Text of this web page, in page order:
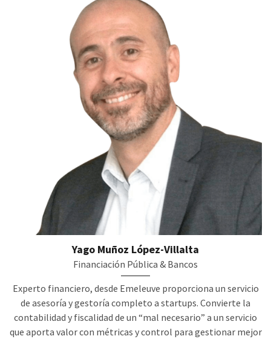
Yago Muñoz López-Villalta
Financiación Pública & Bancos
Experto financiero, desde Emeleuve proporciona un servicio
de asesoría y gestoría completo a startups. Convierte la
contabilidad y fiscalidad de un “mal necesario” a un servicio
que aporta valor con métricas y control para gestionar mejor